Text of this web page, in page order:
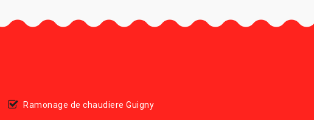
Ramonage de chaudiere Guigny